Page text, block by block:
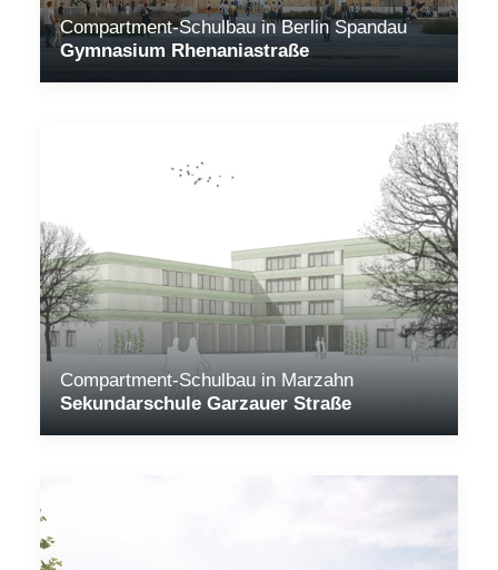
Compartment-Schulbau in Berlin Spandau
Gymnasium Rhenaniastraße
Compartment-Schulbau in Marzahn
Sekundarschule Garzauer Straße